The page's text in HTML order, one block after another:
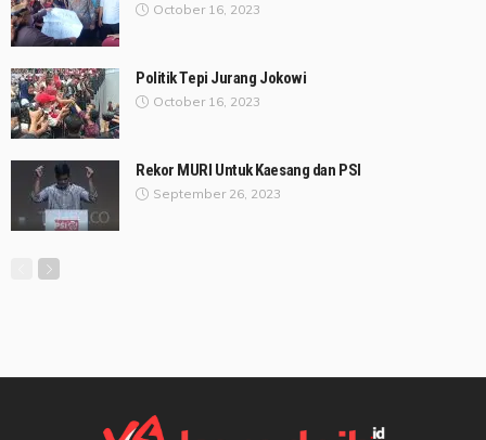
October 16, 2023
Politik Tepi Jurang Jokowi
October 16, 2023
Rekor MURI Untuk Kaesang dan PSI
September 26, 2023